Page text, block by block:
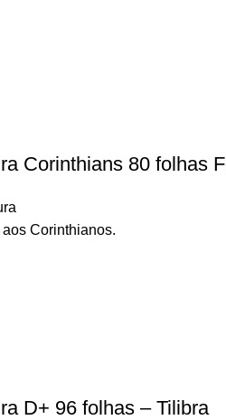
Corinthians 80 folhas
Corinthianos.
D+ 96 folhas – Tilibra